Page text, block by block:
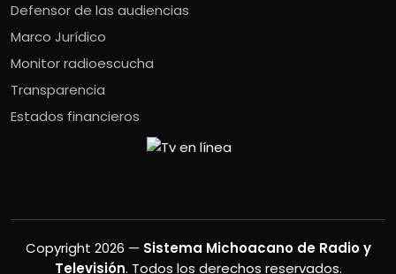
Defensor de las audiencias
Marco Jurídico
Monitor radioescucha
Transparencia
Estados financieros
Copyright 2026 — Sistema Michoacano de Radio y
Televisión. Todos los derechos reservados.